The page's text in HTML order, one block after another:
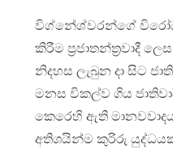
විග්නේශ්වරන්ගේ
කිරීම ප්‍රජාතන්ත්‍රවාදී
නිදහස ලැබුන දා සිට
මනස විකල්ව ගිය
කෙරෙහි ඇති
අතිශයින්ම කුරිරු